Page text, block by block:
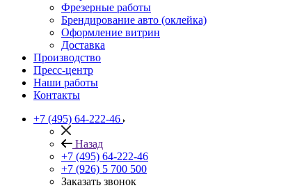
Фрезерные работы
Брендирование авто (оклейка)
Оформление витрин
Доставка
Производство
Пресс-центр
Наши работы
Контакты
+7 (495) 64-222-46
Назад
+7 (495) 64-222-46
+7 (926) 5 700 500
Заказать звонок